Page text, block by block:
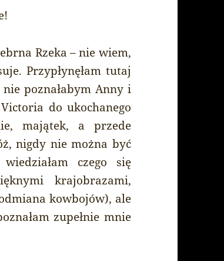
Rzeka – nie wiem,
Przypłynęłam tutaj
poznałabym Anny i
do ukochanego
majątek, a przede
nigdy nie można być
czego się
krajobrazami,
kowbojów), ale
zupełnie mnie